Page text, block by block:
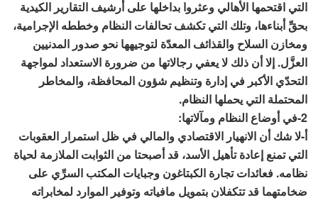
التي اقتحمها الأهالي وعثروا بداخلها على أرشيف التقارير الكيدية
بحقِّ أبناءها، وتلك التي تكشف تحالفات النظام وخططه الإجرامية،
ومخازن السلاح والقذائف المعدّة لتوجيهها نحو صدور المدنيين
العزَّل. إلا أن ذلك لا يعفي رجالاتها من ضرورة الاستعداد لمواجهة
التحدّي الأكبر في إدارة وتنظيم شؤون المحافظة، والمخاطر
المحتملة التي يحملها النظام.
2-في أوضاع النظام ومآلاتها:
أ-لا شك أن الانهيار الاقتصادي والمالي في ظل استمرار العقوبات
التي تمنع إعادة تأهيل الأسد، قد أصبحتا من الثوابت الملازمة لحياة
نظامه. فعائدات تجارة الكبتاغون وجبايات المكتب السرِّي على
ضخامتهما قد تتكفلان بتمويل مافياته وتوفير الموارد لمخابراته